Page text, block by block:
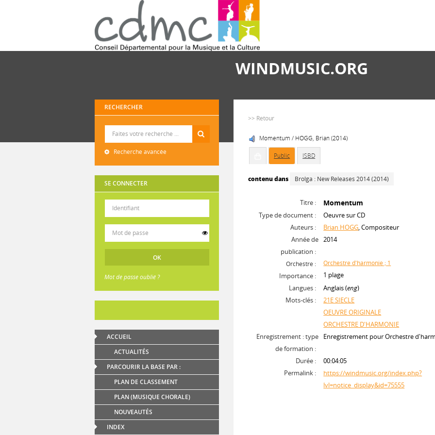
WINDMUSIC.ORG
RECHERCHER
Recherche avancée
SE CONNECTER
Mot de passe oublié ?
ACCUEIL
ACTUALITÉS
PARCOURIR LA BASE PAR :
PLAN DE CLASSEMENT
PLAN (MUSIQUE CHORALE)
NOUVEAUTÉS
INDEX
>> Retour
Momentum / HOGG, Brian (2014)
Public ISBD
contenu dans Brolga : New Releases 2014 (2014)
Titre : Momentum
Type de document :
Oeuvre sur CD
Auteurs :
Brian HOGG, Compositeur
Année de
publication :
2014
Orchestre : Orchestre d'harmonie ; 1
Importance :
1 plage
Langues :
Anglais (eng)
Mots-clés :
21E SIECLE
OEUVRE ORIGINALE
ORCHESTRE D'HARMONIE
Enregistrement : type
de formation :
Enregistrement pour Orchestre
Durée :
00:04:05
Permalink :
https://windmusic.org/index.php?
lvl=notice_display&id=75555